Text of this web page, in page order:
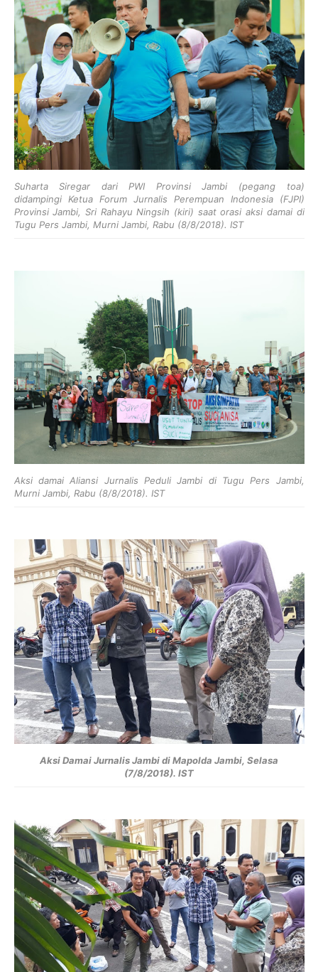
Suharta Siregar dari PWI Provinsi Jambi (pegang toa)
didampingi Ketua Forum Jurnalis Perempuan Indonesia (FJPI)
Provinsi Jambi, Sri Rahayu Ningsih (kiri) saat orasi aksi damai di
Tugu Pers Jambi, Murni Jambi, Rabu (8/8/2018). IST
Aksi damai Aliansi Jurnalis Peduli Jambi di Tugu Pers Jambi,
Murni Jambi, Rabu (8/8/2018). IST
Aksi Damai Jurnalis Jambi di Mapolda Jambi, Selasa
(7/8/2018). IST